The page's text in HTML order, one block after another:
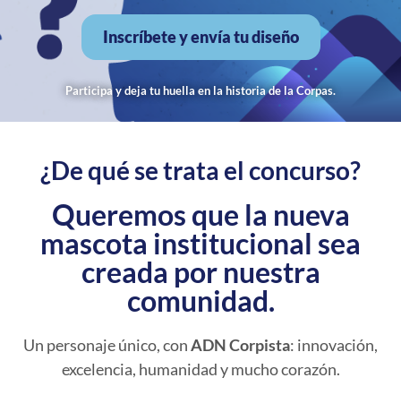
Inscríbete y envía tu diseño
Participa y deja tu huella en la historia de la Corpas.
¿De qué se trata el concurso?
Queremos que la nueva
mascota institucional sea
creada por nuestra
comunidad.
Un personaje único, conADN Corpista: innovación,
excelencia, humanidad y mucho corazón.